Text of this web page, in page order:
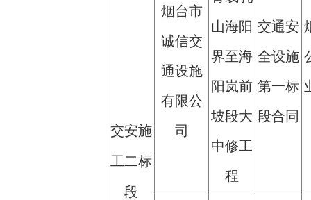
交安施
工二标
段
烟台市
诚信交
通设施
有限公
司
山海阳
界至海
阳岚前
坡段大
中修工
程
交通安
全设施
第一标
段合同